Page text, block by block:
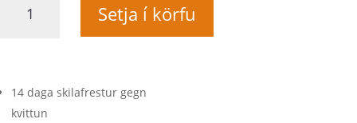
Setja í körfu
14 daga skilafrestur gegn
kvittun